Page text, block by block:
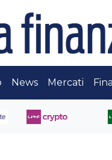
News Mercati